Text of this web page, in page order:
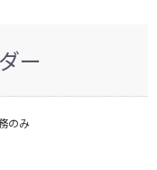
ー
のみ